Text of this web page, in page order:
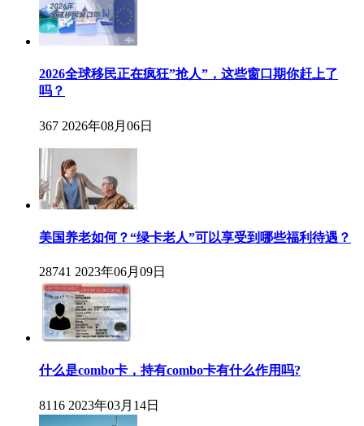
2026全球移民正在疯狂”抢人”，这些窗口期你赶上了
吗？
367 2026年08月06日
美国养老如何？“绿卡老人”可以享受到哪些福利待遇？
28741 2023年06月09日
什么是combo卡，持有combo卡有什么作用吗?
8116 2023年03月14日